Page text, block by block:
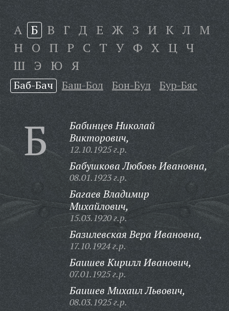
А Б В Г Д Е Ж З И К Л М
Н О П Р С Т У Ф Х Ц Ч
Ш Э Ю Я
Баб-Бач Баш-Бол Бон-Бул Бур-Бяс
Б
Бабинцев Николай
Викторович,
12.10.1925 г.р.
Бабушкова Любовь Ивановна,
08.01.1923 г.р.
Багаев Владимир
Михайлович,
15.03.1920 г.р.
Базилевская Вера Ивановна,
17.10.1924 г.р.
Баишев Кирилл Иванович,
07.01.1925 г.р.
Баишев Михаил Львович,
08.03.1925 г.р.